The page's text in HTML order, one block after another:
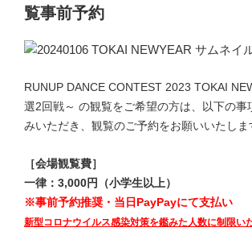
覧事前予約
RUNUP DANCE CONTEST 2023 TOKAI
選2回戦～ の観覧をご希望の方は、以下の事
みいただき、観覧のご予約をお願いいたしま
［会場観覧費］
一律：3,000円（小学生以上）
※事前予約推奨・当日PayPayにて支払い
新型コロナウイルス感染対策を鑑みた人数に制限い